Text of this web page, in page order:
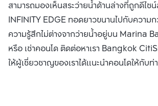
สามารถมองเห็นสระว่ายน้ำด้านล่างที่ถูกดีไซน์
INFINITY EDGE ทอดยาวขนานไปกับความกว้
ความรู้สึกไม่ต่างจากว่ายน้ำอยู่บน Marina
หรือ เช่าคอนโด ติดต่อหาเรา Bangkok
ให้ผู้เชี่ยวชาญของเราได้แนะนำคอนโดให้กับท่